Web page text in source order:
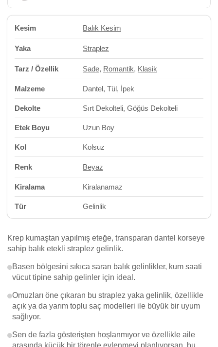
Kesim Balık Kesim
Yaka Straplez
Tarz / Özellik Sade, Romantik, Klasik
Malzeme Dantel, Tül, İpek
Dekolte Sırt Dekolteli, Göğüs Dekolteli
Etek Boyu Uzun Boy
Kol Kolsuz
Renk Beyaz
Kiralama Kiralanamaz
Tür Gelinlik
Krep kumaştan yapılmış eteğe, transparan dantel korseye
sahip balık etekli straplez gelinlik.
Basen bölgesini sıkıca saran balık gelinlikler, kum saati
vücut tipine sahip gelinler için ideal.
Omuzları öne çıkaran bu straplez yaka gelinlik, özellikle
açık ya da yarım toplu saç modelleri ile büyük bir uyum
sağlıyor.
Sen de fazla gösterişten hoşlanmıyor ve özellikle aile
arasında küçük bir törenle evlenmeyi planlıyorsan, bu